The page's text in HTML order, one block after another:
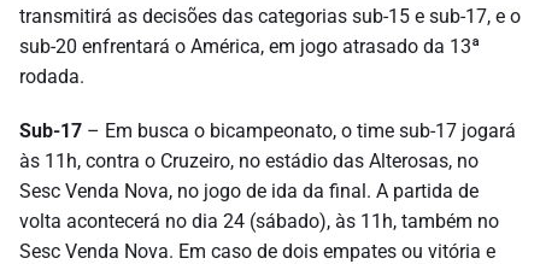
transmitirá as decisões das categorias sub-15 e sub-17, e o
sub-20 enfrentará o América, em jogo atrasado da 13ª
rodada.
Sub-17 – Em busca o bicampeonato, o time sub-17 jogará
às 11h, contra o Cruzeiro, no estádio das Alterosas, no
Sesc Venda Nova, no jogo de ida da final. A partida de
volta acontecerá no dia 24 (sábado), às 11h, também no
Sesc Venda Nova. Em caso de dois empates ou vitória e